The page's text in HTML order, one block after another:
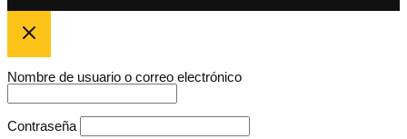
Nombre de usuario o correo electrónico
Contraseña